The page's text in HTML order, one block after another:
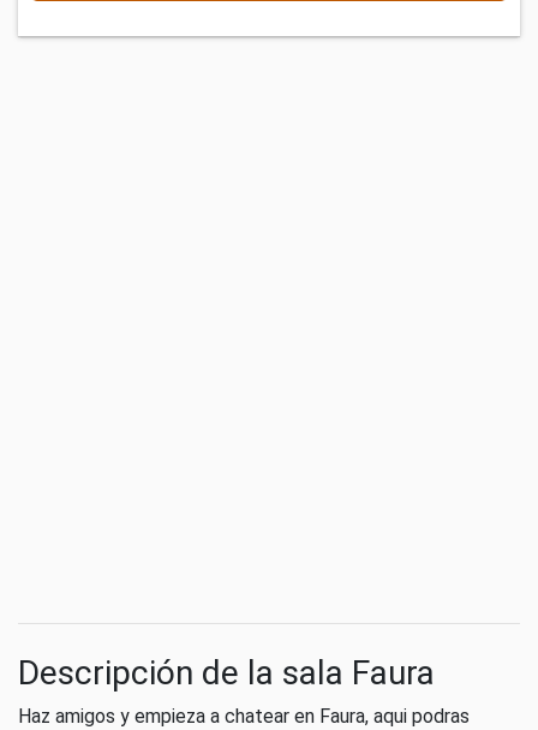
Descripción de la sala Faura
Haz amigos y empieza a chatear en Faura, aqui podras